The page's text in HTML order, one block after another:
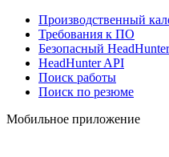
Производственный
Требования к ПО
Безопасный HeadHunter
HeadHunter API
Поиск работы
Поиск по резюме
Мобильное приложение